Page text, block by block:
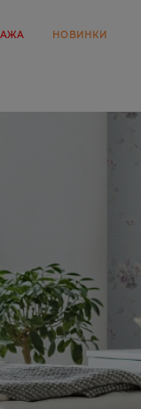
НОВИНКИ